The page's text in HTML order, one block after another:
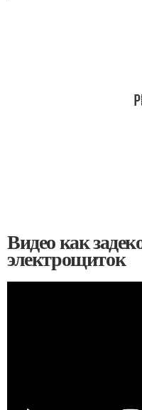
Видео как
электрощиток